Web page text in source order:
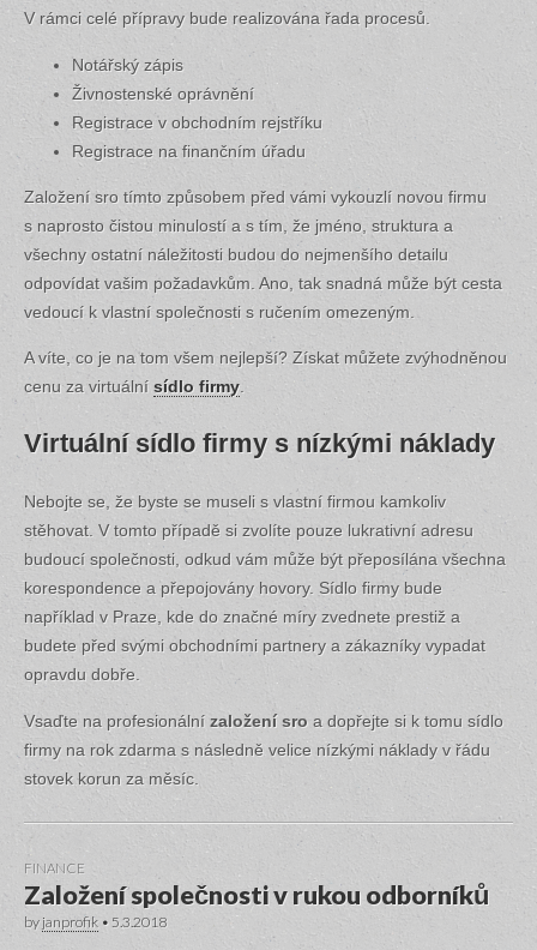
V rámci celé přípravy bude realizována řada procesů.
Notářský zápis
Živnostenské oprávnění
Registrace v obchodním rejstříku
Registrace na finančním úřadu
Založení sro tímto způsobem před vámi vykouzlí novou firmu
s naprosto čistou minulostí a s tím, že jméno, struktura a
všechny ostatní náležitosti budou do nejmenšího detailu
odpovídat vašim požadavkům. Ano, tak snadná může být cesta
vedoucí k vlastní společnosti s ručením omezeným.
A víte, co je na tom všem nejlepší? Získat můžete zvýhodněnou
cenu za virtuální sídlo firmy.
Virtuální sídlo firmy s nízkými náklady
Nebojte se, že byste se museli s vlastní firmou kamkoliv
stěhovat. V tomto případě si zvolíte pouze lukrativní adresu
budoucí společnosti, odkud vám může být přeposílána všechna
korespondence a přepojovány hovory. Sídlo firmy bude
například v Praze, kde do značné míry zvednete prestiž a
budete před svými obchodními partnery a zákazníky vypadat
opravdu dobře.
Vsaďte na profesionální založení sro a dopřejte si k tomu sídlo
firmy na rok zdarma s následně velice nízkými náklady v řádu
stovek korun za měsíc.
FINANCE
Založení společnosti v rukou odborníků
by janprofik • 5.3.2018